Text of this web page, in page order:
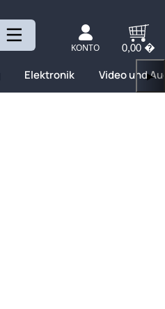
KONTO 0,00 �
Elektronik Video und▶